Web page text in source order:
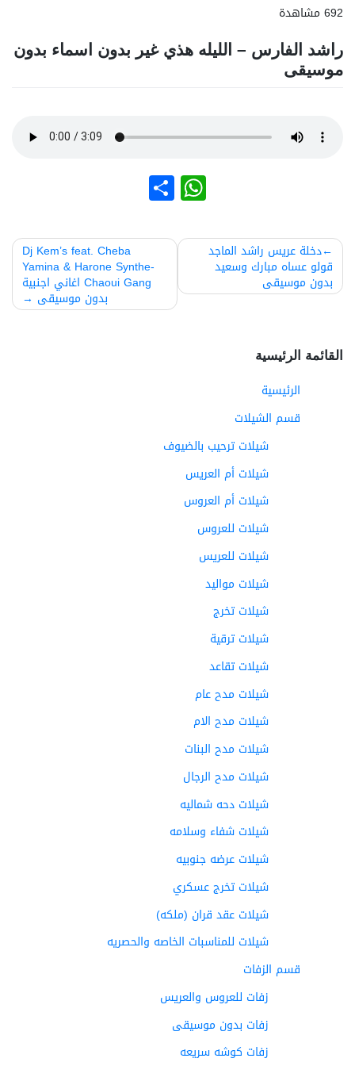
692 مشاهدة
راشد الفارس – الليله هذي غير بدون اسماء بدون
موسيقى
WhatsApp
نشر
تصفّح
المقالات
دخلة عريس راشد الماجد
قولو عساه مبارك وسعيد
بدون موسيقى
Dj Kem’s feat. Cheba
Yamina & Harone Synthe-
Chaoui Gang اغاني اجنبية
بدون موسيقى
القائمة الرئيسية
الرئيسية
قسم الشيلات
شيلات ترحيب بالضيوف
شيلات أم العريس
شيلات أم العروس
شيلات للعروس
شيلات للعريس
شيلات مواليد
شيلات تخرج
شيلات ترقية
شيلات تقاعد
شيلات مدح عام
شيلات مدح الام
شيلات مدح البنات
شيلات مدح الرجال
شيلات دحه شماليه
شيلات شفاء وسلامه
شيلات عرضه جنوبيه
شيلات تخرج عسكري
شيلات عقد قران (ملكه)
شيلات للمناسبات الخاصه والحصريه
قسم الزفات
زفات للعروس والعريس
زفات بدون موسيقى
زفات كوشه سريعه